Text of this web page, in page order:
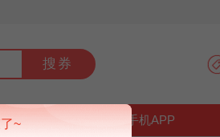
搜券
榜 手机APP
~